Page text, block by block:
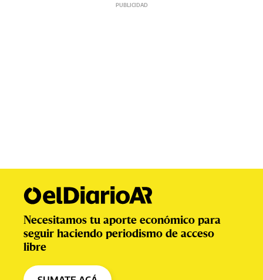
Necesitamos tu aporte económico para
seguir haciendo periodismo de acceso
libre